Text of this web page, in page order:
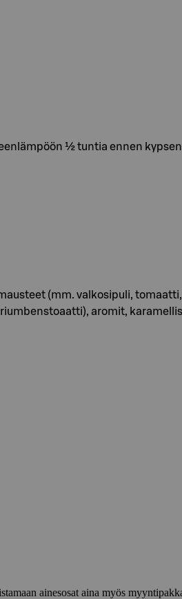
½ tuntia ennen
(mm. valkosipuli,
aromit,
ainesosat aina myös